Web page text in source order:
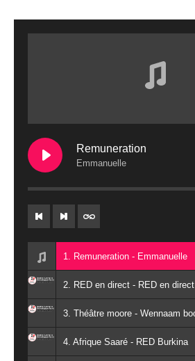
Remuneration
Emmanuelle
1. Remuneration - Emmanuelle
2. RED en direct - RED en direct
4. Afrique Saaré - RED Burkina